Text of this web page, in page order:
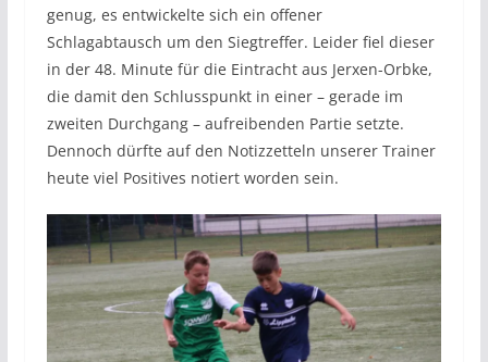
genug, es entwickelte sich ein offener
Schlagabtausch um den Siegtreffer. Leider fiel dieser
in der 48. Minute für die Eintracht aus Jerxen-Orbke,
die damit den Schlusspunkt in einer – gerade im
zweiten Durchgang – aufreibenden Partie setzte.
Dennoch dürfte auf den Notizzetteln unserer Trainer
heute viel Positives notiert worden sein.